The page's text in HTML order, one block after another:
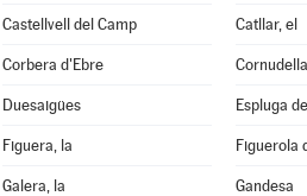
Castellvell del Camp Catllar, el
Corbera d'Ebre
Duesaigües Espluga
Figuera, la Figuerola
Galera, la Gandesa